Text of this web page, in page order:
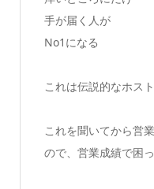
手が届く人が
No1になる
これは伝説的なホス
これを聞いてから営
ので、営業成績で困